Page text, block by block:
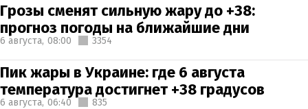
Грозы сменят сильную жару до +38:
прогноз погоды на ближайшие дни
6 августа, 08:00 3354
Пик жары в Украине: где 6 августа
температура достигнет +38 градусов
6 августа, 06:40 835